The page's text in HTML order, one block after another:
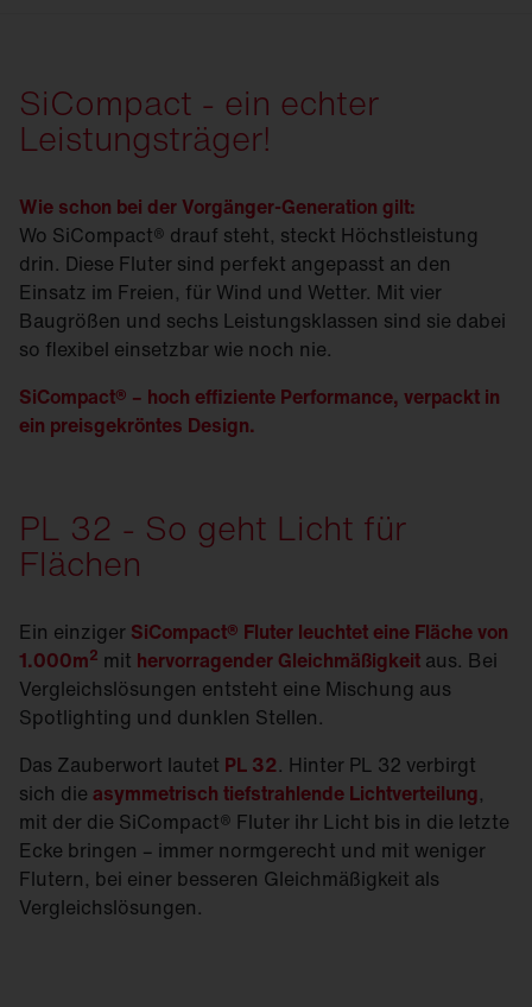
SiCompact - ein echter
Leistungsträger!
Wie schon bei der Vorgänger-Generation gilt:
Wo SiCompact® drauf steht, steckt Höchstleistung
drin. Diese Fluter sind perfekt angepasst an den
Einsatz im Freien, für Wind und Wetter. Mit vier
Baugrößen und sechs Leistungsklassen sind sie dabei
so flexibel einsetzbar wie noch nie.
SiCompact® – hoch effiziente Performance, verpackt in
ein preisgekröntes Design.
PL 32 - So geht Licht für
Flächen
Ein einziger SiCompact® Fluter leuchtet eine Fläche von
1.000m2 mit hervorragender Gleichmäßigkeit aus. Bei
Vergleichslösungen entsteht eine Mischung aus
Spotlighting und dunklen Stellen.
Das Zauberwort lautet PL 32. Hinter PL 32 verbirgt
sich die asymmetrisch tiefstrahlende Licht­verteilung,
mit der die SiCompact® Fluter ihr Licht bis in die letzte
Ecke bringen – immer normgerecht und mit weniger
Flutern, bei einer besseren Gleichmäßigkeit als
Vergleichslösungen.